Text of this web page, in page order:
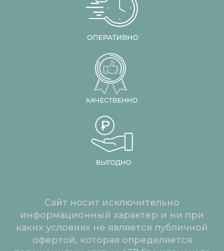
Сайт носит исключительно
информационный характер и ни при
каких условиях не является публичной
офертой, которая определяется